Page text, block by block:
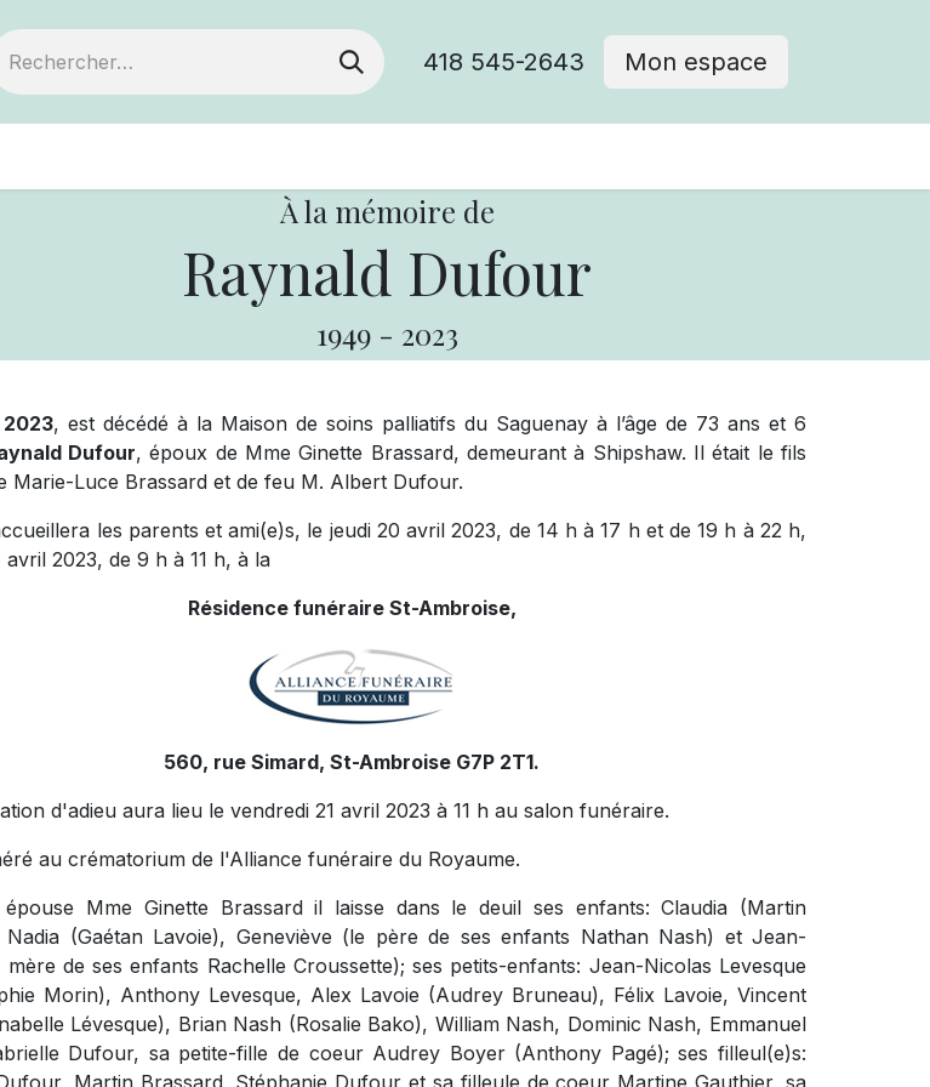
418 545-2643 Mon espace
À la mémoire de
Raynald Dufour
1949 - 2023
, est décédé à la Maison de soins palliatifs du Saguenay à l’âge de 73 ans et 6
Dufour, époux de Mme Ginette Brassard, demeurant à Shipshaw. Il était le fils
Marie-Luce Brassard et de feu M. Albert Dufour.
les parents et ami(e)s, le jeudi 20 avril 2023, de 14 h à 17 h et de 19 h à 22 h,
avril 2023, de 9 h à 11 h, à la
Résidence funéraire St-Ambroise,
560, rue Simard, St-Ambroise G7P 2T1.
d'adieu aura lieu le vendredi 21 avril 2023 à 11 h au salon funéraire.
au crématorium de l'Alliance funéraire du Royaume.
Mme Ginette Brassard il laisse dans le deuil ses enfants: Claudia (Martin
Nadia (Gaétan Lavoie), Geneviève (le père de ses enfants Nathan Nash) et Jean-
mère de ses enfants Rachelle Croussette); ses petits-enfants: Jean-Nicolas Levesque
Morin), Anthony Levesque, Alex Lavoie (Audrey Bruneau), Félix Lavoie, Vincent
Lévesque), Brian Nash (Rosalie Bako), William Nash, Dominic Nash, Emmanuel
Dufour, sa petite-fille de coeur Audrey Boyer (Anthony Pagé); ses filleul(e)s:
Martin Brassard, Stéphanie Dufour et sa filleule de coeur Martine Gauthier, sa